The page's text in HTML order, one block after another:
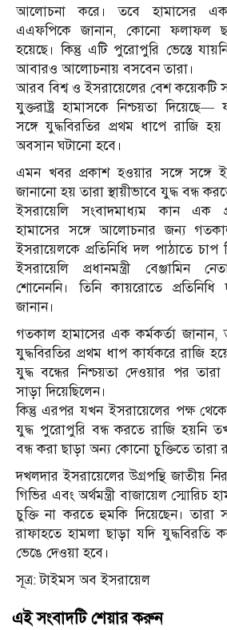
আলোচনা করে। তবে হামাসের এক
এএফপিকে জানান, কোনো ফলাফল
হয়েছে। কিন্তু এটি পুরোপুরি ভেস্তে
আবারও আলোচনায় বসবেন তারা।
আরব বিশ্ব ও ইসরায়েলের বেশ কয়েকটি
যুক্তরাষ্ট্র হামাসকে নিশ্চয়তা
সঙ্গে যুদ্ধবিরতির প্রথম ধাপে রাজি
অবসান ঘটানো হবে।
এমন খবর প্রকাশ হওয়ার সঙ্গে সঙ্গে
জানানো হয় তারা স্থায়ীভাবে যুদ্ধ বন্ধ
ইসরায়েলি সংবাদমাধ্যম কান এক
হামাসের সঙ্গে আলোচনার জন্য
ইসরায়েলকে প্রতিনিধি দল পাঠাতে চাপ
ইসরায়েলি প্রধানমন্ত্রী বেঞ্জামিন
শোনেননি। তিনি কায়রোতে
জানান।
গতকাল হামাসের এক কর্মকর্তা জানান,
যুদ্ধবিরতির প্রথম ধাপ কার্যকরে রাজি
যুদ্ধ বন্ধের নিশ্চয়তা দেওয়ার পর
সাড়া দিয়েছিলেন।
কিন্তু এরপর যখন ইসরায়েলের পক্ষ
যুদ্ধ পুরোপুরি বন্ধ করতে রাজি হয়নি
বন্ধ করা ছাড়া অন্য কোনো চুক্তিতে তারা
দখলদার ইসরায়েলের উগ্রপন্থি জাতীয়
গিভির এবং অর্থমন্ত্রী বাজায়েল স্মোরিচ
চুক্তি না করতে হুমকি দিয়েছেন। তারা
রাফাহতে হামলা ছাড়া যদি
ভেঙে দেওয়া হবে।
সূত্র: টাইমস অব ইসরায়েল
এই সংবাদটি শেয়ার করুন